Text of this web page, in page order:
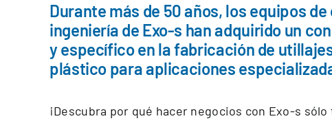
Durante más de 50 años, los equipos
ingeniería de Exo-s han adquirido un
y específico en la fabricación de
plástico para aplicaciones
¡Descubra por qué hacer negocios con Exo-s